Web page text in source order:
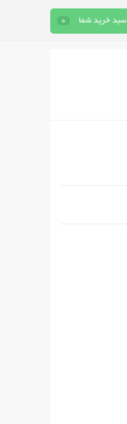
سبد خرید شما 0